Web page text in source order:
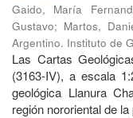
Gaido, María
Gustavo; Martos,
Argentino. Instituto de
Las Cartas
(3163-IV), a escala
geológica Llanura
región nororiental de